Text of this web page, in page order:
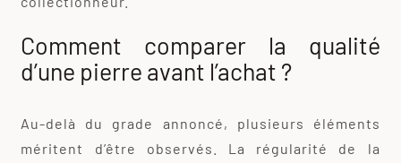
Comment comparer la qualité
d’une pierre avant l’achat ?
Au-delà du grade annoncé, plusieurs éléments
méritent d’être observés. La régularité de la